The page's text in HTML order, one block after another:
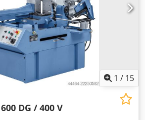
1 / 15
DG / 400 V